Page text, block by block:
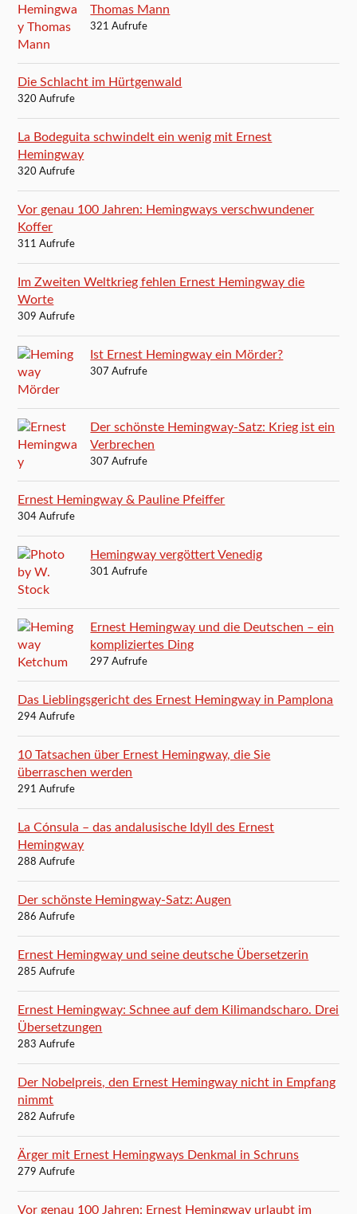
Thomas Mann
321 Aufrufe
Die Schlacht im Hürtgenwald
320 Aufrufe
La Bodeguita schwindelt ein wenig mit Ernest
Hemingway
320 Aufrufe
Vor genau 100 Jahren: Hemingways verschwundener
Koffer
311 Aufrufe
Im Zweiten Weltkrieg fehlen Ernest Hemingway die
Worte
309 Aufrufe
Ist Ernest Hemingway ein Mörder?
307 Aufrufe
Der schönste Hemingway-Satz: Krieg ist ein
Verbrechen
307 Aufrufe
Ernest Hemingway & Pauline Pfeiffer
304 Aufrufe
Hemingway vergöttert Venedig
301 Aufrufe
Ernest Hemingway und die Deutschen – ein
kompliziertes Ding
297 Aufrufe
Das Lieblingsgericht des Ernest Hemingway in Pamplona
294 Aufrufe
10 Tatsachen über Ernest Hemingway, die Sie
überraschen werden
291 Aufrufe
La Cónsula – das andalusische Idyll des Ernest
Hemingway
288 Aufrufe
Der schönste Hemingway-Satz: Augen
286 Aufrufe
Ernest Hemingway und seine deutsche Übersetzerin
285 Aufrufe
Ernest Hemingway: Schnee auf dem Kilimandscharo. Drei
Übersetzungen
283 Aufrufe
Der Nobelpreis, den Ernest Hemingway nicht in Empfang
nimmt
282 Aufrufe
Ärger mit Ernest Hemingways Denkmal in Schruns
279 Aufrufe
Vor genau 100 Jahren: Ernest Hemingway urlaubt im